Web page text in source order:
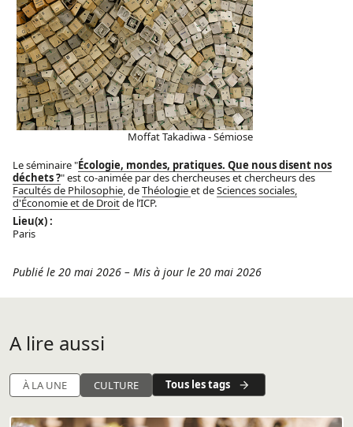
Moffat Takadiwa - Sémiose
Le séminaire "Écologie, mondes, pratiques. Que nous disent nos
déchets ?" est co-animée par des chercheuses et chercheurs des
Facultés de Philosophie, deThéologieet deSciences sociales,
d'Économie et de Droitde l’ICP.
Lieu(x) :
Paris
Publié le 20 mai 2026 – Mis à jour le 20 mai 2026
A lire aussi
À LA UNE CULTURE Tous les tags